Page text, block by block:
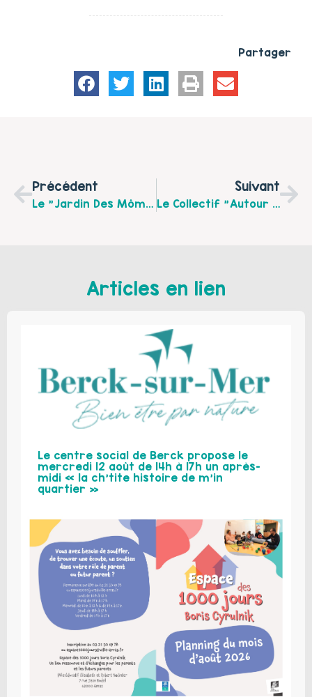
Partager
Précédent
Le "Jardin Des Mômes" De Fruges Organise Une Table Ronde Le Mardi 3 Novembre 2015 De 19h45 À 21h45 "Génération Écrans" Eveil Ou Risque Chez Les Enfants?
Suivant
Le Collectif "Autour Du Livre" Vous Invite À Un Petit Déjeuner Littéraire En Famille Le Samedi 14 Novembre 2015 À Partir De 8h30 À La Maison De La Petite Enfance D’Etaples Sur Mer
Articles en lien
Le centre social de Berck propose le
mercredi 12 août de 14h à 17h un après-
midi « la ch’tite histoire de m’in
quartier »